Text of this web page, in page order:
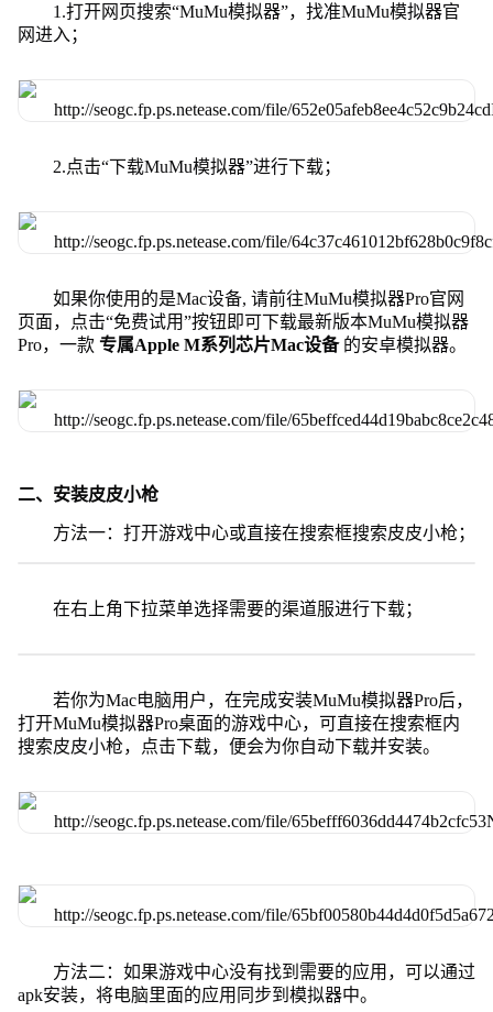
1.打开网页搜索“MuMu模拟器”，找准MuMu模拟器官
网进入；
2.点击“下载MuMu模拟器”进行下载；
如果你使用的是Mac设备, 请前往MuMu模拟器Pro官网
页面，点击“免费试用”按钮即可下载最新版本MuMu模拟器
Pro，一款 专属Apple M系列芯片Mac设备 的安卓模拟器。
二、安装皮皮小枪
方法一：打开游戏中心或直接在搜索框搜索皮皮小枪；
在右上角下拉菜单选择需要的渠道服进行下载；
若你为Mac电脑用户，在完成安装MuMu模拟器Pro后，
打开MuMu模拟器Pro桌面的游戏中心，可直接在搜索框内
搜索皮皮小枪，点击下载，便会为你自动下载并安装。
方法二：如果游戏中心没有找到需要的应用，可以通过
apk安装，将电脑里面的应用同步到模拟器中。